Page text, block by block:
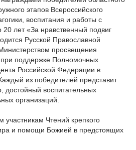
этапов Всероссийского
воспитания и работы с
лет «За нравственный подвиг
Русской Православной
просвещения
поддержке Полномочных
Российской Федерации в
из победителей представит
достойный воспитательных
организаций.
Чтений крепкого
и помощи Божией в предстоящих